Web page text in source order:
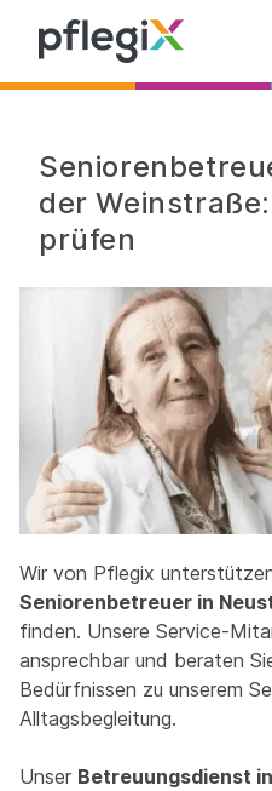
der
prüfen
Wir von Pflegix
Seniorenbetreuer in
finden. Unsere Service-
ansprechbar und beraten
Bedürfnissen zu unserem
Alltagsbegleitung.
Unser Betreuungsdienst